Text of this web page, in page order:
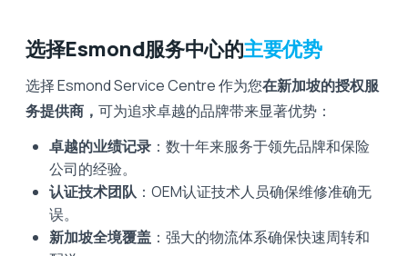
选择Esmond服务中心的主要优势
选择 Esmond Service Centre 作为您在新加坡的授权服
务提供商， 可为追求卓越的品牌带来显著优势：
卓越的业绩记录 ：数十年来服务于领先品牌和保险
公司的经验。
认证技术团队 ：OEM认证技术人员确保维修准确无
误。
新加坡全境覆盖 ：强大的物流体系确保快速周转和